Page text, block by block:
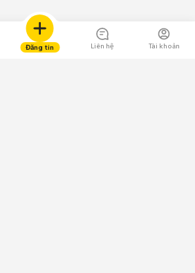
Đăng tin Liên hệ Tài khoản